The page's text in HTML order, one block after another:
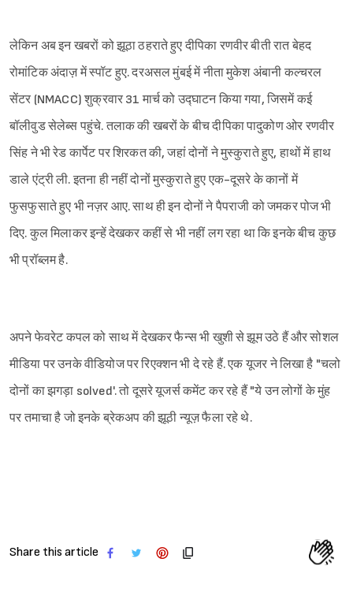
Sign in
लेकिन अब इन खबरों को झूठा ठहराते हुए दीपिका रणवीर बीती रात बेहद
रोमांटिक अंदाज़ में स्पॉट हुए. दरअसल मुंबई में नीता मुकेश अंबानी कल्चरल
सेंटर (NMACC) शुक्रवार 31 मार्च को उद्घाटन किया गया, जिसमें कई
बॉलीवुड सेलेब्स पहुंचे. तलाक की खबरों के बीच दीपिका पादुकोण ओर रणवीर
सिंह ने भी रेड कार्पेट पर शिरकत की, जहां दोनों ने मुस्कुराते हुए, हाथों में हाथ
डाले एंट्री ली. इतना ही नहीं दोनों मुस्कुराते हुए एक-दूसरे के कानों में
फुसफुसाते हुए भी नज़र आए. साथ ही इन दोनों ने पैपराजी को जमकर पोज भी
दिए. कुल मिलाकर इन्हें देखकर कहीं से भी नहीं लग रहा था कि इनके बीच कुछ
भी प्रॉब्लम है.
अपने फेवरेट कपल को साथ में देखकर फैन्स भी खुशी से झूम उठे हैं और सोशल
मीडिया पर उनके वीडियोज पर रिएक्शन भी दे रहे हैं. एक यूजर ने लिखा है "चलो
दोनों का झगड़ा solved'. तो दूसरे यूजर्स कमेंट कर रहे हैं "ये उन लोगों के मुंह
पर तमाचा है जो इनके ब्रेकअप की झूठी न्यूज़ फैला रहे थे.
Share this article